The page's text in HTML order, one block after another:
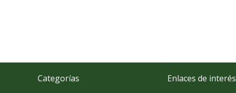
Categorías Enlaces de interés